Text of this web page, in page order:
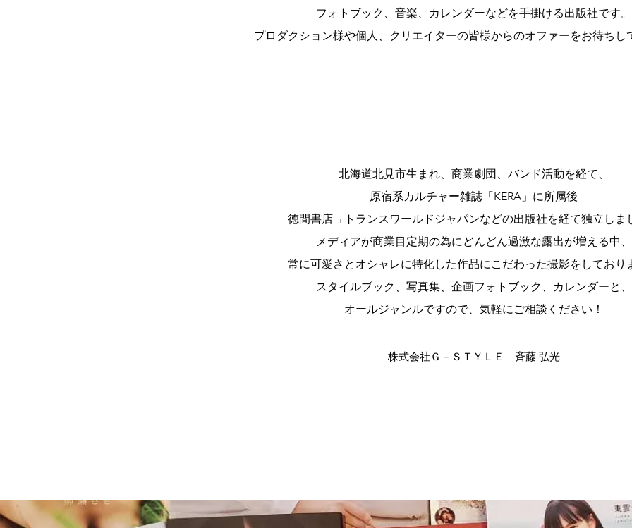
フォトブック、音楽、カレンダーなどを手掛ける出版社です。
プロダクション様や個人、クリエイターの皆様からのオファーをお待ちし
北海道北見市生まれ、商業劇団、バンド活動を経て、
原宿系カルチャー雑誌「KERA」に所属後
徳間書店→トランスワールドジャパンなどの出版社を経て独立しま
メディアが商業目定期の為にどんどん過激な露出が増える中、
常に可愛さとオシャレに特化した作品にこだわった撮影をしており
スタイルブック、写真集、企画フォトブック、カレンダーと、
オールジャンルですので、気軽にご相談ください！
株式会社Ｇ－ＳＴＹＬＥ 斉藤 弘光